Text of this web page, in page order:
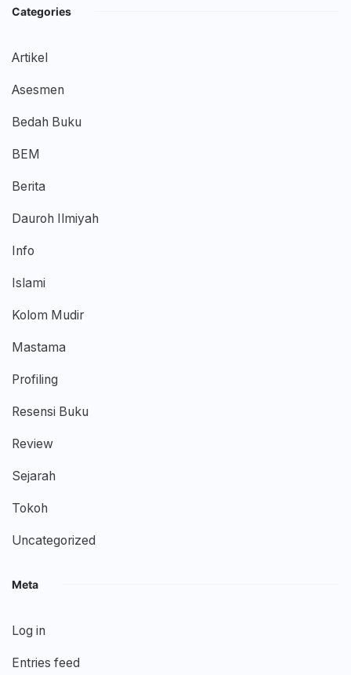
Categories
Artikel
Asesmen
Bedah Buku
BEM
Berita
Dauroh Ilmiyah
Info
Islami
Kolom Mudir
Mastama
Profiling
Resensi Buku
Review
Sejarah
Tokoh
Uncategorized
Meta
Log in
Entries feed